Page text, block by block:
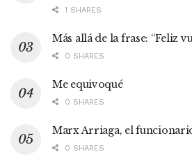
1 SHARES
Más allá de la frase: “Feliz
0 SHARES
Me equivoqué
0 SHARES
Marx Arriaga, el
0 SHARES